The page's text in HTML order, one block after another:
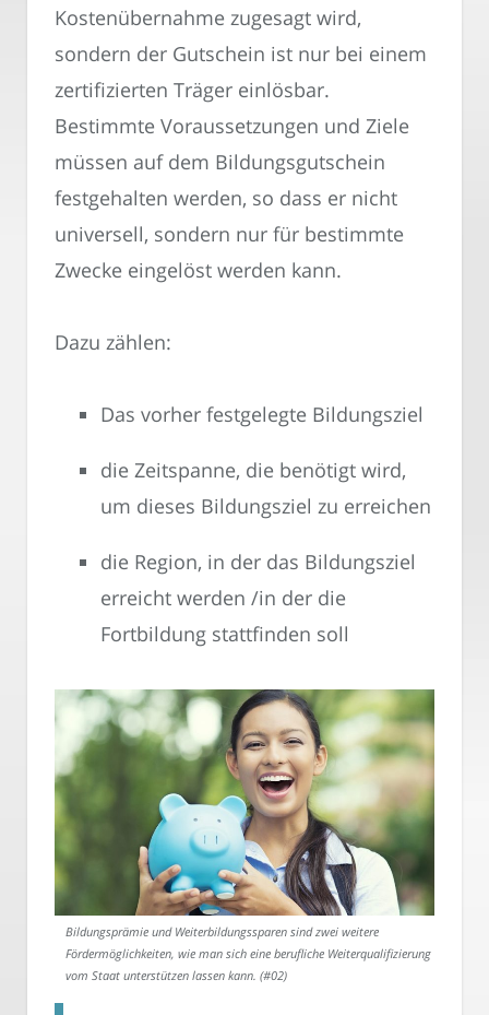
Kostenübernahme zugesagt wird,
sondern der Gutschein ist nur bei einem
zertifizierten Träger einlösbar.
Bestimmte Voraussetzungen und Ziele
müssen auf dem Bildungsgutschein
festgehalten werden, so dass er nicht
universell, sondern nur für bestimmte
Zwecke eingelöst werden kann.
Dazu zählen:
Das vorher festgelegte Bildungsziel
die Zeitspanne, die benötigt wird,
um dieses Bildungsziel zu erreichen
die Region, in der das Bildungsziel
erreicht werden /in der die
Fortbildung stattfinden soll
Bildungsprämie und Weiterbildungssparen sind zwei weitere
Fördermöglichkeiten, wie man sich eine berufliche Weiterqualifizierung
vom Staat unterstützen lassen kann. (#02)